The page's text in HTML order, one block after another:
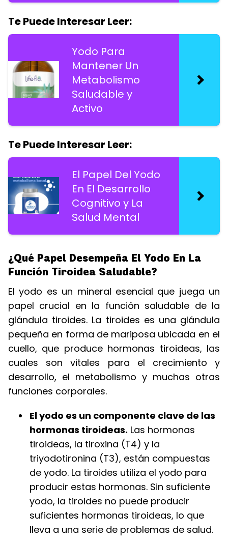
Te Puede Interesar Leer:
Yodo Para
Mantener Un
Metabolismo
Saludable y
Activo
Te Puede Interesar Leer:
El Papel Del Yodo
En El Desarrollo
Cognitivo y La
Salud Mental
¿Qué Papel Desempeña El Yodo En La
Función Tiroidea Saludable?
El yodo es un mineral esencial que juega un
papel crucial en la función saludable de la
glándula tiroides. La tiroides es una glándula
pequeña en forma de mariposa ubicada en el
cuello, que produce hormonas tiroideas, las
cuales son vitales para el crecimiento y
desarrollo, el metabolismo y muchas otras
funciones corporales.
El yodo es un componente clave de las
hormonas tiroideas. Las hormonas
tiroideas, la tiroxina (T4) y la
triyodotironina (T3), están compuestas
de yodo. La tiroides utiliza el yodo para
producir estas hormonas. Sin suficiente
yodo, la tiroides no puede producir
suficientes hormonas tiroideas, lo que
lleva a una serie de problemas de salud.